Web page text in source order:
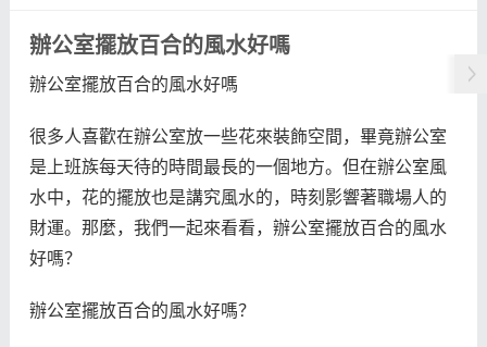
辦公室擺放百合的風水好嗎
辦公室擺放百合的風水好嗎
很多人喜歡在辦公室放一些花來裝飾空間，畢竟辦公室
是上班族每天待的時間最長的一個地方。但在辦公室風
水中，花的擺放也是講究風水的，時刻影響著職場人的
財運。那麼，我們一起來看看，辦公室擺放百合的風水
好嗎？
辦公室擺放百合的風水好嗎？